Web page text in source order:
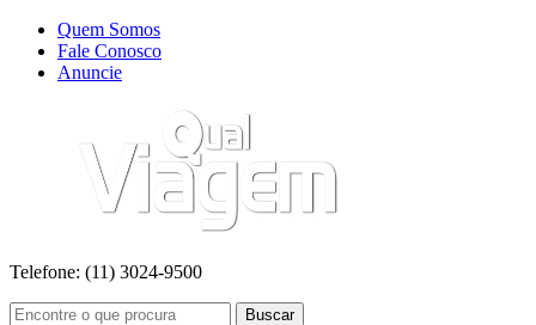
Quem Somos
Fale Conosco
Anuncie
Telefone: (11) 3024-9500
Buscar